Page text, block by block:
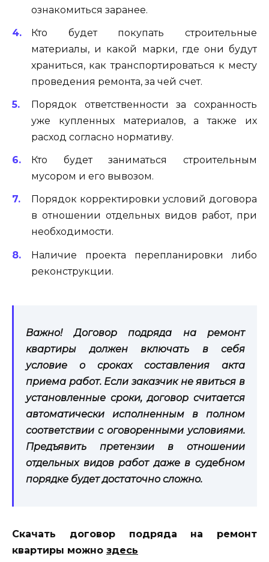
ознакомиться заранее.
Кто будет покупать строительные
материалы, и какой марки, где они будут
храниться, как транспортироваться к месту
проведения ремонта, за чей счет.
Порядок ответственности за сохранность
уже купленных материалов, а также их
расход согласно нормативу.
Кто будет заниматься строительным
мусором и его вывозом.
Порядок корректировки условий договора
в отношении отдельных видов работ, при
необходимости.
Наличие проекта перепланировки либо
реконструкции.
Важно! Договор подряда на ремонт
квартиры должен включать в себя
условие о сроках составления акта
приема работ. Если заказчик не явиться в
установленные сроки, договор считается
автоматически исполненным в полном
соответствии с оговоренными условиями.
Предъявить претензии в отношении
отдельных видов работ даже в судебном
порядке будет достаточно сложно.
Скачать договор подряда на ремонт
квартиры можно здесь